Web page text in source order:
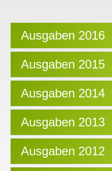
Ausgaben 2016
Ausgaben 2015
Ausgaben 2014
Ausgaben 2013
Ausgaben 2012